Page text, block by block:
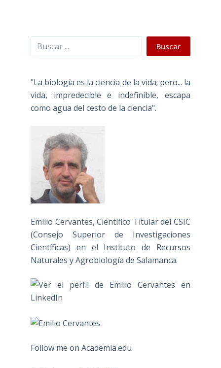
Buscar Buscar
"La biología es la ciencia de la vida; pero... la
vida, impredecible e indefinible, escapa
como agua del cesto de la ciencia".
Emilio Cervantes, Científico Titular del CSIC
(Consejo Superior de Investigaciones
Científicas) en el Instituto de Recursos
Naturales y Agrobiología de Salamanca.
Follow me on Academia.edu